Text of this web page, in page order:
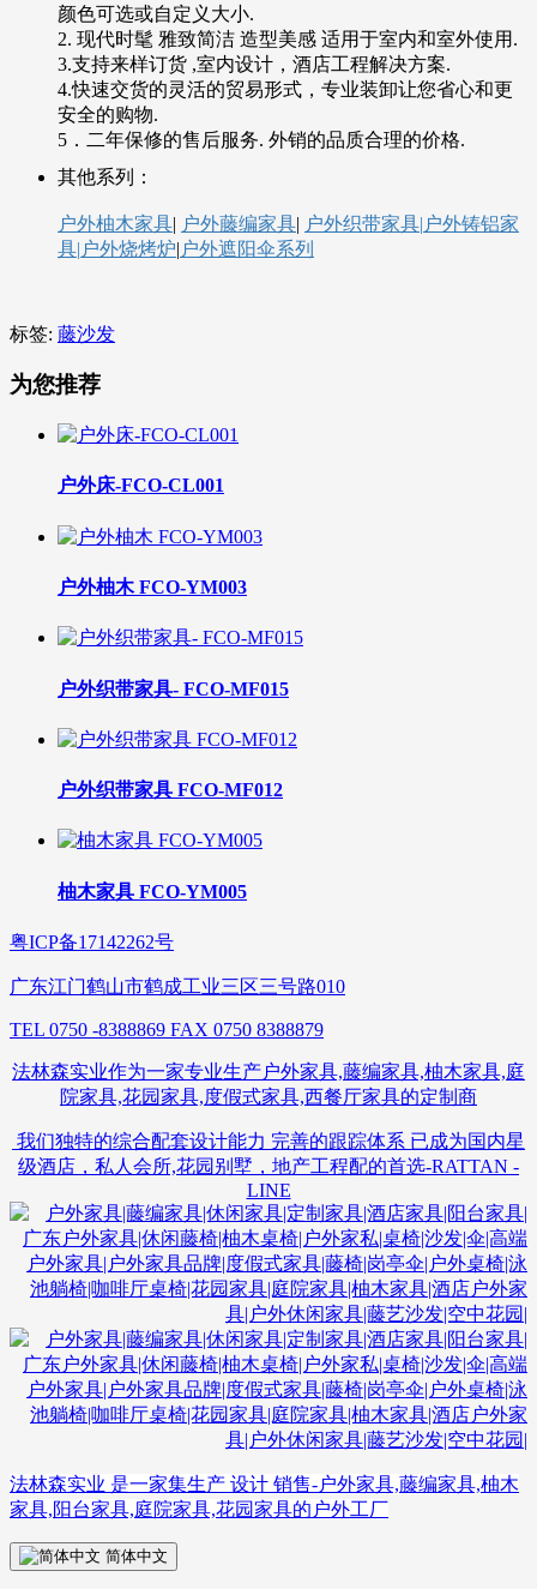
颜色可选或自定义大小.
2. 现代时髦 雅致简洁 造型美感 适用于室内和室外使用.
3.支持来样订货 ,室内设计，酒店工程解决方案.
4.快速交货的灵活的贸易形式，专业装卸让您省心和更
安全的购物.
5．二年保修的售后服务. 外销的品质合理的价格.
其他系列：
户外柚木家具| 户外藤编家具| 户外织带家具| 户外铸铝家
具| 户外烧烤炉| 户外遮阳伞系列
标签: 藤沙发
为您推荐
户外床-FCO-CL001
户外柚木 FCO-YM003
户外织带家具- FCO-MF015
户外织带家具 FCO-MF012
柚木家具 FCO-YM005
粤ICP备17142262号
广东江门鹤山市鹤成工业三区三号路010
TEL 0750 -8388869 FAX 0750 8388879
法林森实业作为一家专业生产户外家具,藤编家具,柚木家具,庭
院家具,花园家具,度假式家具,西餐厅家具的定制商
我们独特的综合配套设计能力 完善的跟踪体系 已成为国内星
级酒店，私人会所,花园别墅，地产工程配的首选-RATTAN -
LINE
法林森实业 是一家集生产 设计 销售-户外家具,藤编家具,柚木
家具,阳台家具,庭院家具,花园家具的户外工厂
简体中文